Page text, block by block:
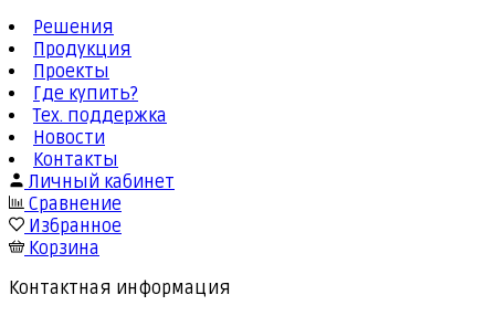
Решения
Продукция
Проекты
Где купить?
Тех. поддержка
Новости
Контакты
Личный кабинет
Сравнение
Избранное
Корзина
Контактная информация